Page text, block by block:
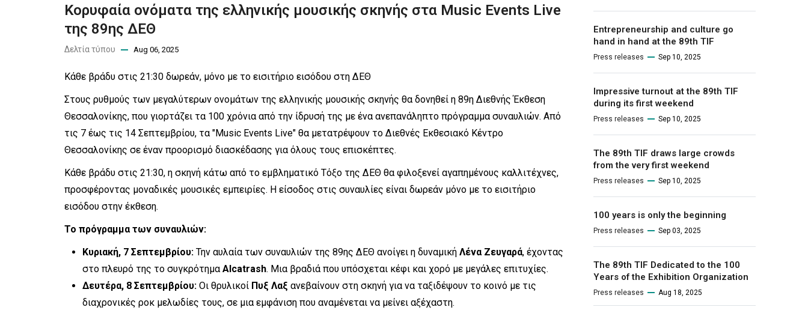
Κορυφαία ονόματα της ελληνικής μουσικής σκηνής στα Music Events Live
της 89ης ΔΕΘ
Δελτία τύπου Aug 06, 2025
Κάθε βράδυ στις 21:30 δωρεάν, μόνο με το εισιτήριο εισόδου στη ΔΕΘ
Στους ρυθμούς των μεγαλύτερων ονομάτων της ελληνικής μουσικής σκηνής θα δονηθεί η 89η Διεθνής Έκθεση
Θεσσαλονίκης, που γιορτάζει τα 100 χρόνια από την ίδρυσή της με ένα ανεπανάληπτο πρόγραμμα συναυλιών. Από
τις 7 έως τις 14 Σεπτεμβρίου, τα "Music Events Live" θα μετατρέψουν το Διεθνές Εκθεσιακό Κέντρο
Θεσσαλονίκης σε έναν προορισμό διασκέδασης για όλους τους επισκέπτες.
Κάθε βράδυ στις 21:30, η σκηνή κάτω από το εμβληματικό Τόξο της ΔΕΘ θα φιλοξενεί αγαπημένους καλλιτέχνες,
προσφέροντας μοναδικές μουσικές εμπειρίες. Η είσοδος στις συναυλίες είναι δωρεάν μόνο με το εισιτήριο
εισόδου στην έκθεση.
Το πρόγραμμα των συναυλιών:
Κυριακή, 7 Σεπτεμβρίου: Την αυλαία των συναυλιών της 89ης ΔΕΘ ανοίγει η δυναμική Λένα Ζευγαρά, έχοντας
στο πλευρό της το συγκρότημαAlcatrash. Μια βραδιά που υπόσχεται κέφι και χορό με μεγάλες επιτυχίες.
Δευτέρα, 8 Σεπτεμβρίου: Οι θρυλικοί Πυξ Λαξ ανεβαίνουν στη σκηνή για να ταξιδέψουν το κοινό με τις
διαχρονικές ροκ μελωδίες τους, σε μια εμφάνιση που αναμένεται να μείνει αξέχαστη.
Entrepreneurship and culture go
hand in hand at the 89th TIF
Press releases Sep 10, 2025
Impressive turnout at the 89th TIF
during its first weekend
Press releases Sep 10, 2025
The 89th TIF draws large crowds
from the very first weekend
Press releases Sep 10, 2025
100 years is only the beginning
Press releases Sep 03, 2025
The 89th TIF Dedicated to the 100
Years of the Exhibition Organization
Press releases Aug 18, 2025